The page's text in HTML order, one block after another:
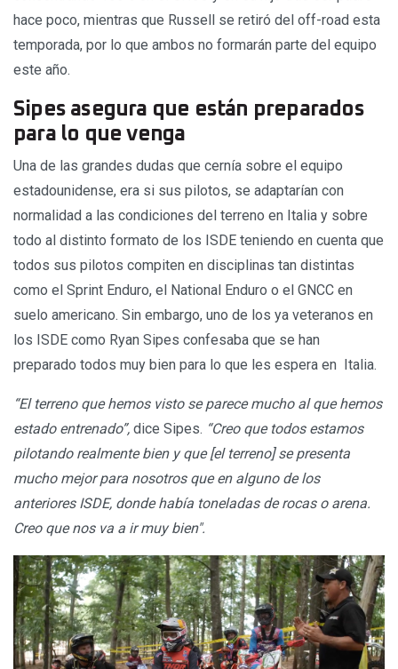
hace poco, mientras que Russell se retiró del off-road esta
temporada, por lo que ambos no formarán parte del equipo
este año.
Sipes asegura que están preparados
para lo que venga
Una de las grandes dudas que cernía sobre el equipo
estadounidense, era si sus pilotos, se adaptarían con
normalidad a las condiciones del terreno en Italia y sobre
todo al distinto formato de los ISDE teniendo en cuenta que
todos sus pilotos compiten en disciplinas tan distintas
como el Sprint Enduro, el National Enduro o el GNCC en
suelo americano. Sin embargo, uno de los ya veteranos en
los ISDE como Ryan Sipes confesaba que se han
preparado todos muy bien para lo que les espera en Italia.
“El terreno que hemos visto se parece mucho al que hemos
estado entrenado”, dice Sipes. “Creo que todos estamos
pilotando realmente bien y que [el terreno] se presenta
mucho mejor para nosotros que en alguno de los
anteriores ISDE, donde había toneladas de rocas o arena.
Creo que nos va a ir muy bien".